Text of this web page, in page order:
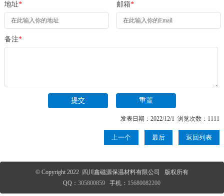
地址* 邮箱*
备注*
发表日期：2022/12/1 浏览次数：1111
上一个 最后 返回列表
© Copyright 2022 四川鑫磁源保温材料有限公司 版权所有
QQ：305800859 手机： 15680082200